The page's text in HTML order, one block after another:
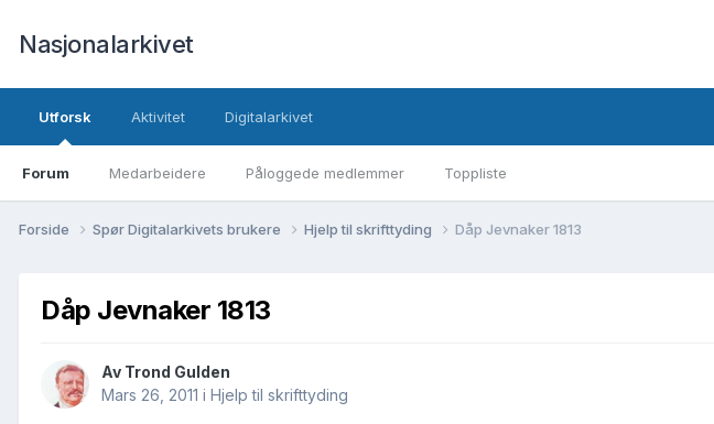
Nasjonalarkivet
Utforsk
Forum Medarbeidere Påloggede medlemmer Toppliste
Aktivitet Digitalarkivet
Forside Spør Digitalarkivets brukere Hjelp til skrifttyding Dåp Jevnaker 1813
Dåp Jevnaker 1813
Av Trond Gulden
Mars 26, 2011 i Hjelp til skrifttyding